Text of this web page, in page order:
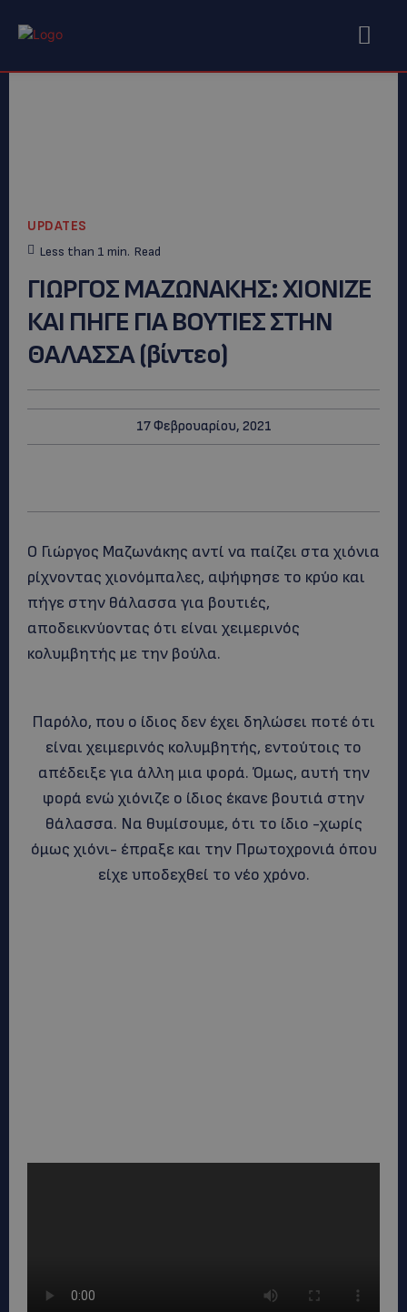
UPDATES
Less than 1 min. Read
ΓΙΩΡΓΟΣ ΜΑΖΩΝΑΚΗΣ: ΧΙΟΝΙΖΕ
ΚΑΙ ΠΗΓΕ ΓΙΑ ΒΟΥΤΙΕΣ ΣΤΗΝ
ΘΑΛΑΣΣΑ (βίντεο)
17 Φεβρουαρίου, 2021
Ο Γιώργος Μαζωνάκης αντί να παίζει στα χιόνια
ρίχνοντας χιονόμπαλες, αψήφησε το κρύο και
πήγε στην θάλασσα για βουτιές,
αποδεικνύοντας ότι είναι χειμερινός
κολυμβητής με την βούλα.
Παρόλο, που ο ίδιος δεν έχει δηλώσει ποτέ ότι
είναι χειμερινός κολυμβητής, εντούτοις το
απέδειξε για άλλη μια φορά. Όμως, αυτή την
φορά ενώ χιόνιζε ο ίδιος έκανε βουτιά στην
θάλασσα. Να θυμίσουμε, ότι το ίδιο -χωρίς
όμως χιόνι- έπραξε και την Πρωτοχρονιά όπου
είχε υποδεχθεί το νέο χρόνο.